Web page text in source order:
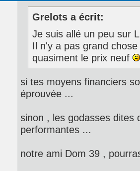
Grelots a écrit:
Je suis allé un peu sur
Il n'y a pas grand
quasiment le prix neuf
si tes moyens financiers
éprouvée ...
sinon , les godasses dites
performantes ...
notre ami Dom 39 ,